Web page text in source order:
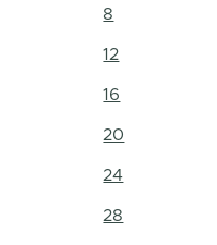
8
12
16
20
24
28